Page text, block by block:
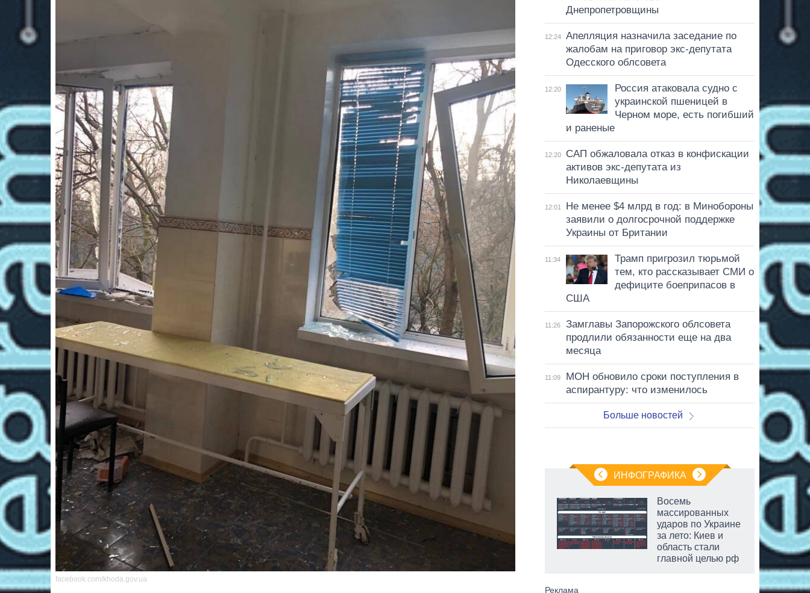
facebook.com/khoda.gov.ua
Днепропетровщины
12:24
Апелляция назначила заседание по
жалобам на приговор экс-депутата
Одесского облсовета
12:20
Россия атаковала судно с
украинской пшеницей в
Черном море, есть погибший
и раненые
12:20
САП обжаловала отказ в конфискации
активов экс-депутата из
Николаевщины
12:01
Не менее $4 млрд в год: в Минобороны
заявили о долгосрочной поддержке
Украины от Британии
11:34
Трамп пригрозил тюрьмой
тем, кто рассказывает СМИ о
дефиците боеприпасов в
США
11:26
Замглавы Запорожского облсовета
продлили обязанности еще на два
месяца
11:09
МОН обновило сроки поступления в
аспирантуру: что изменилось
Больше новостей
ИНФОГРАФИКА
Как выросли
тарифы на
холодную воду в
городах Украины
на начало августа
Восемь
массированных
ударов по Украине
за лето: Киев и
область стали
главной целью рф